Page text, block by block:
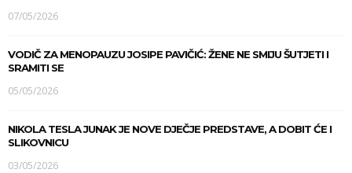
07/05/2026
VODIČ ZA MENOPAUZU JOSIPE PAVIČIĆ: ŽENE NE SMIJU ŠUTJETI I
SRAMITI SE
05/05/2026
NIKOLA TESLA JUNAK JE NOVE DJEČJE PREDSTAVE, A DOBIT ĆE I
SLIKOVNICU
03/05/2026